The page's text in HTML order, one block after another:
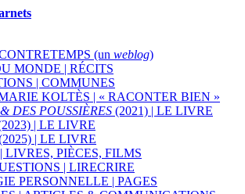
(un weblog)
MONDE | RÉCITS
| COMMUNES
KOLTÈS | « RACONTER BIEN »
DES POUSSIÈRES (2021) | LE LIVRE
| LE LIVRE
| LE LIVRE
LIVRES, PIÈCES, FILMS
| LIRECRIRE
PERSONNELLE | PAGES